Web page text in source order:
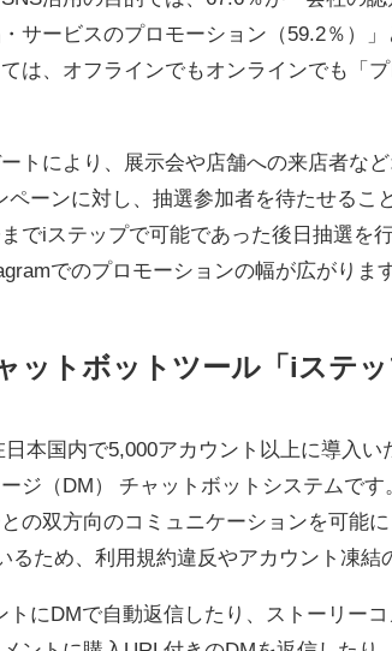
サービスのプロモーション（59.2％）
は、オフラインでもオンラインでも「
トにより、展示会や店舗への来店者な
ペーンに対し、抽選参加者を待たせるこ
でiステップで可能であった後日抽選を
でのプロモーションの幅が広がります
ットボットツール「iステ
日本国内で5,000アカウント以上に導入
ジ（DM） チャットボットシステムで
の双方向のコミュニケーションを可能
るため、利用規約違反やアカウント凍結
トにDMで自動返信したり、ストーリー